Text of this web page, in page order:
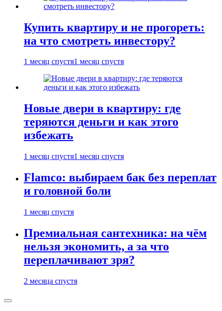
Купить квартиру и не прогореть:
на что смотреть инвестору?
1 месяц спустя1 месяц спустя
Новые двери в квартиру: где
теряются деньги и как этого
избежать
1 месяц спустя1 месяц спустя
Flamco: выбираем бак без переплат
и головной боли
1 месяц спустя
Премиальная сантехника: на чём
нельзя экономить, а за что
переплачивают зря?
2 месяца спустя